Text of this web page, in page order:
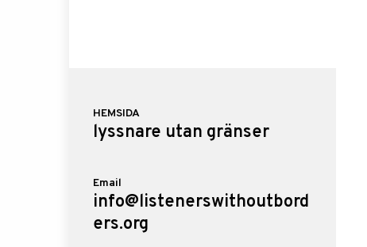
HEMSIDA
lyssnare utan gränser
Email
info@listenerswithoutbord
ers.org